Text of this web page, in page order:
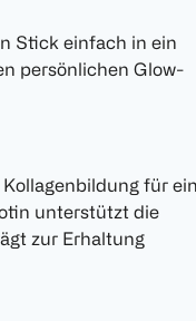
Stick einfach in ein
persönlichen Glow-
für
unterstützt die
zur Erhaltung